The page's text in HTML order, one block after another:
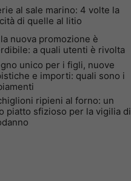
al sale marino: 4 volte la
di quelle al litio
nuova promozione è
a quali utenti è rivolta
unico per i figli, nuove
e importi: quali sono i
ripieni al forno: un
piatto sfizioso per la vigilia di